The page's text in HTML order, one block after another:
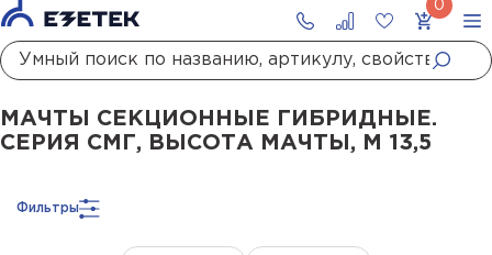
ГлавнаяКаталог Стержневые молниеотводы и мачты
МАЧТЫ СЕКЦИОННЫЕ ГИБРИДНЫЕ.
СЕРИЯ СМГ, ВЫСОТА МАЧТЫ, М 13,5
Фильтры